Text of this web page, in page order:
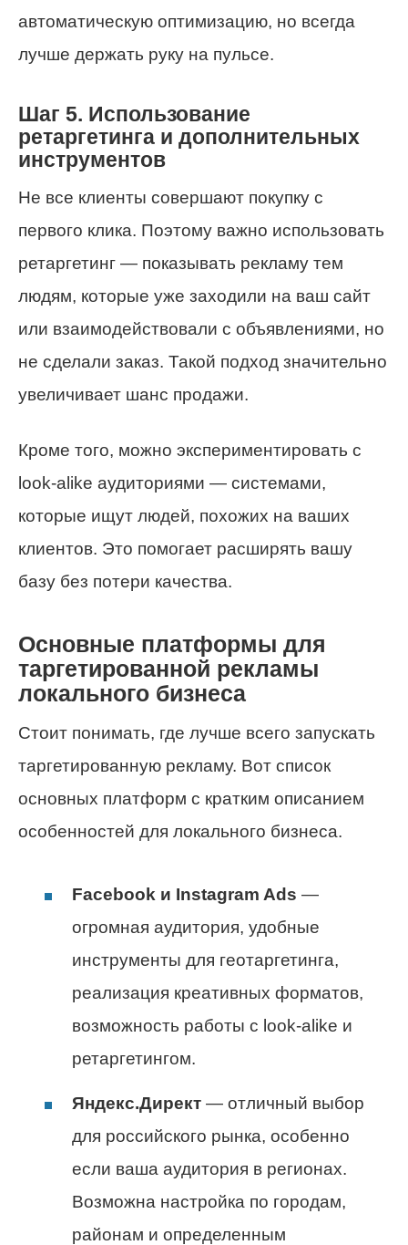
автоматическую оптимизацию, но всегда
лучше держать руку на пульсе.
Шаг 5. Использование
ретаргетинга и дополнительных
инструментов
Не все клиенты совершают покупку с
первого клика. Поэтому важно использовать
ретаргетинг — показывать рекламу тем
людям, которые уже заходили на ваш сайт
или взаимодействовали с объявлениями, но
не сделали заказ. Такой подход значительно
увеличивает шанс продажи.
Кроме того, можно экспериментировать с
look-alike аудиториями — системами,
которые ищут людей, похожих на ваших
клиентов. Это помогает расширять вашу
базу без потери качества.
Основные платформы для
таргетированной рекламы
локального бизнеса
Стоит понимать, где лучше всего запускать
таргетированную рекламу. Вот список
основных платформ с кратким описанием
особенностей для локального бизнеса.
Facebook и Instagram Ads —
огромная аудитория, удобные
инструменты для геотаргетинга,
реализация креативных форматов,
возможность работы с look-alike и
ретаргетингом.
Яндекс.Директ — отличный выбор
для российского рынка, особенно
если ваша аудитория в регионах.
Возможна настройка по городам,
районам и определенным